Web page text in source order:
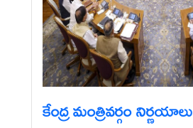
కేంద్ర మంత్రివర్గం నిర్ణయాలు